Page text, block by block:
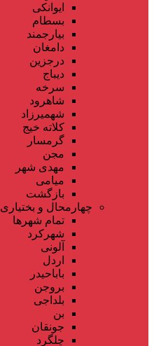
ایوانکی
بسطام
بیارجمند
دامغان
درجزین
دیباج
سرخه
شاهرود
شهمیرزاد
کلاته خیج
گرمسار
مجن
مهدی شهر
میامی
بازگشت
چهارمحال و بختیاری
تمام شهر‌ها
شهرکرد
آلونی
اردل
باباحیدر
بروجن
بلداجی
بن
جونقان
چلگرد